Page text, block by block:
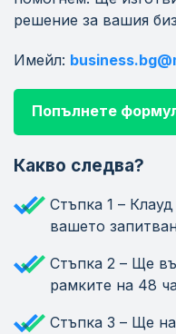
решение за вашия
Имейл:
Попълнете
Какво следва?
Стъпка 1 –
вашето
Стъпка 2 – Ще
рамките на 48
Стъпка 3 – Ще